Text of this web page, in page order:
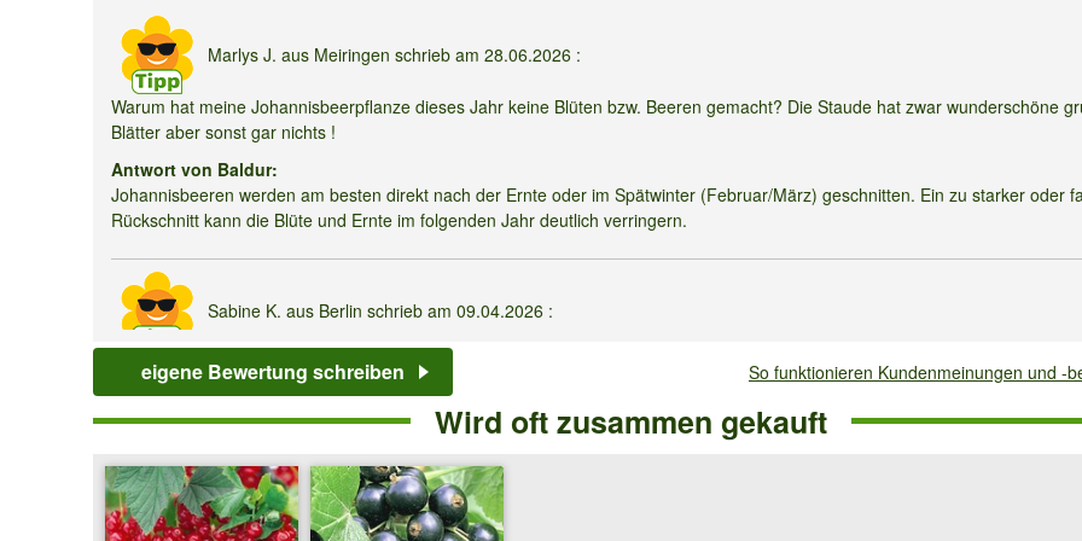
Rovada®'
Marlys J. aus Meiringen schrieb am 28.06.2026 :
Warum hat meine Johannisbeerpflanze dieses Jahr keine Blüten bzw. Beeren gemacht? Die Staude hat zwar wunderschöne
Blätter aber sonst gar nichts !
Antwort von Baldur:
Johannisbeeren werden am besten direkt nach der Ernte oder im Spätwinter (Februar/März) geschnitten. Ein zu starker oder
Rückschnitt kann die Blüte und Ernte im folgenden Jahr deutlich verringern.
Sabine K. aus Berlin schrieb am 09.04.2026 :
Liebes Team, ich habe die Säulenjohannisbeere letztes Jahr gekauft und erfolgreich im Topf überwintert. Zurückgeschnitten
noch nichts. Blühen die einjährigen Triebe bei dieser Sorte auch schon? Viele Grüße
Antwort von Baldur:
Holz.
eigene Bewertung schreiben So funktionieren Kundenmeinungen und -
Wird oft zusammen gekauft